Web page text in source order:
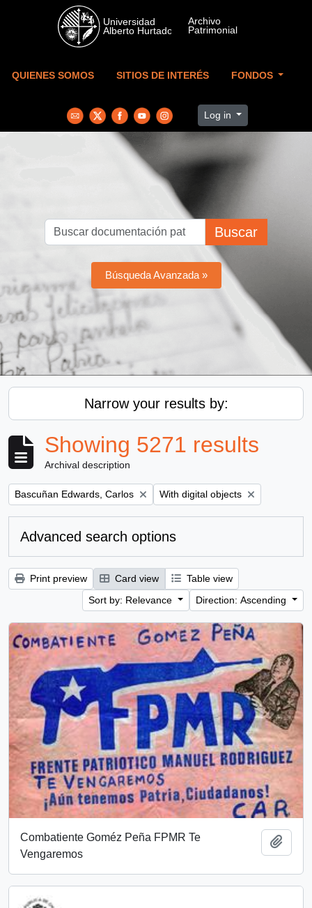
Skip to main content
QUIENES SOMOS SITIOS DE INTERÉS FONDOS
Log in
Buscar
Búsqueda Avanzada »
Narrow your results by:
Showing 5271 results
Archival description
Remove filter:
Bascuñan Edwards, Carlos Remove filter:
With digital objects
Advanced search options
Print preview Card view
Table view
Sort by: Relevance
Direction: Ascending
Combatiente Goméz Peña FPMR Te
Vengaremos